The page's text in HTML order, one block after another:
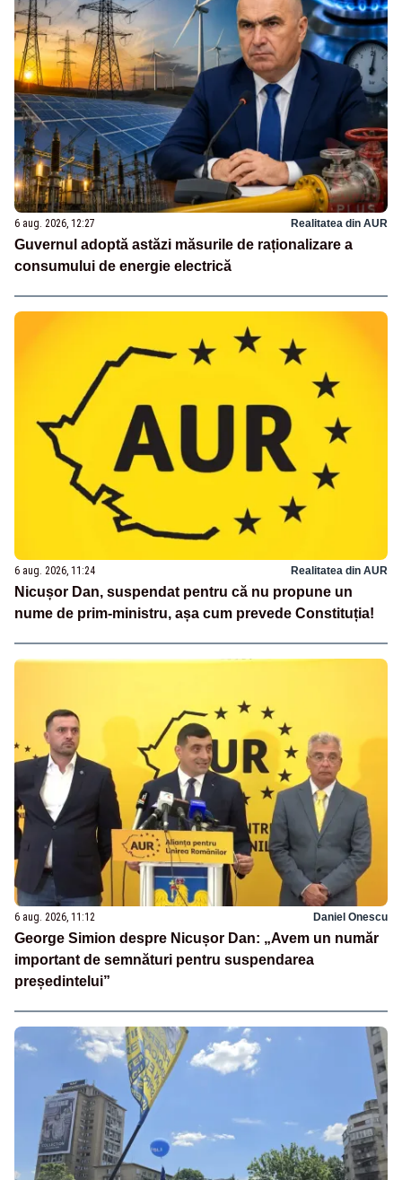
6 aug. 2026, 12:27 Realitatea din AUR
Guvernul adoptă astăzi măsurile de raționalizare a
consumului de energie electrică
6 aug. 2026, 11:24 Realitatea din AUR
Nicușor Dan, suspendat pentru că nu propune un
nume de prim-ministru, așa cum prevede Constituția!
6 aug. 2026, 11:12 Daniel Onescu
George Simion despre Nicușor Dan: „Avem un număr
important de semnături pentru suspendarea
președintelui”